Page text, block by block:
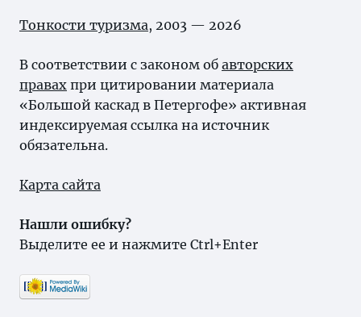
Тонкости туризма, 2003 — 2026
В соответствии с законом об авторских
правах при цитировании материала
«Большой каскад в Петергофе» активная
индексируемая ссылка на источник
обязательна.
Карта сайта
Нашли ошибку?
Выделите ее и нажмите Ctrl+Enter